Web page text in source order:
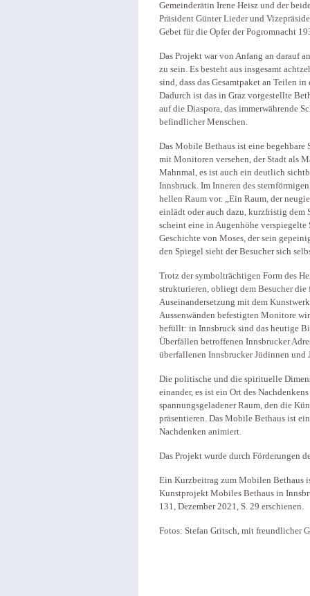
Gemeinderätin Irene Heisz und der
Präsident Günter Lieder und
Gebet für die Opfer der Pogromnacht
Das Projekt war von Anfang an darauf
zu sein. Es besteht aus insgesamt
sind, dass das Gesamtpaket an Teilen
Dadurch ist das in Graz vorgestellte
auf die Diaspora, das immerwährende
befindlicher Menschen.
Das Mobile Bethaus ist eine
mit Monitoren versehen, der Stadt als
Mahnmal, es ist auch ein deutlich
Innsbruck. Im Inneren des
hellen Raum vor. „Ein Raum, der
einlädt oder auch dazu, kurzfristig dem
scheint eine in Augenhöhe
Geschichte von Moses, der sein
den Spiegel sieht der Besucher sich
Trotz der symbolträchtigen Form des
strukturieren, obliegt dem Besucher
Auseinandersetzung mit dem
Aussenwänden befestigten Monitore
befüllt: in Innsbruck sind das heutige
Überfällen betroffenen Innsbrucker
überfallenen Innsbrucker Jüdinnen und
Die politische und die spirituelle
einander, es ist ein Ort des
spannungsgeladener Raum, den die
präsentieren. Das Mobile Bethaus ist
Nachdenken animiert.
Das Projekt wurde durch Förderungen
Ein Kurzbeitrag zum Mobilen Bethaus
Kunstprojekt Mobiles Bethaus in
131, Dezember 2021, S. 29 erschienen.
Fotos: Stefan Gritsch, mit freundlicher